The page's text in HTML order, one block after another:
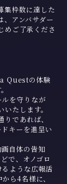
集枠数に達した
アンバサダー
めご了承くださ
Questの体験
を守りなが
たします。
であれば、
キーを進呈い
自体の告知
で、オノゴロ
ような広報活
ら4名様に、